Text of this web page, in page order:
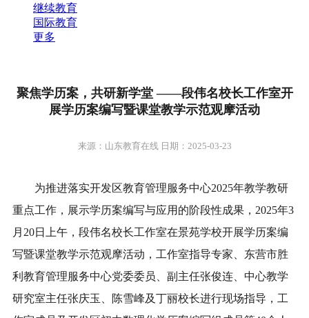
继续教育
国际教育
更多
聚焦学历案，共研新学堂 ——段伟名校长工作室开
展学历案编写暨课堂教学示范观摩活动
来源：山东教育在线 日期：2025-03-23
为推进落实开发区教育管理服务中心2025年教学教研
重点工作，展示学历案编写与应用的阶段性成果，2025年3
月20日上午，段伟名校长工作室在景苑学校开展学历案编
写暨课堂教学示范观摩活动，工作室指导专家、东营市胜
利教育管理服务中心党委委员、副主任张俊连、中心教学
研究室主任张庆玉、陈雪峰及丁丽校长进行现场指导，工